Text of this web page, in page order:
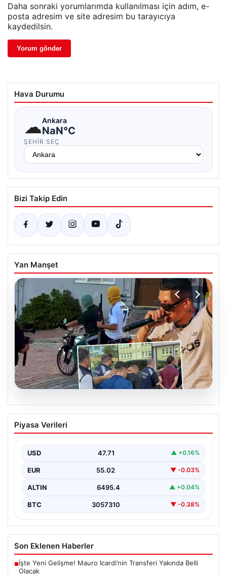
Daha sonraki yorumlarımda kullanılması için adım, e-
posta adresim ve site adresim bu tarayıcıya
kaydedilsin.
Hava Durumu
☁Ankara
NaN°C
ŞEHIR SEÇ
Bizi Takip Edin
Yan Manşet
Rapçi Keskin’in Klip Çekimindeki Silah
Kullanımı Nedeniyle Gözaltı
adıyla bilinen rap müzik sanatçısı Yüşa Keskin, klip…
Piyasa Verileri
USD 47.71 ▲ +0.16%
EUR 55.02 ▼ -0.03%
ALTIN 6495.4 ▲ +0.04%
BTC 3057310 ▼ -0.38%
Son Eklenen Haberler
■İşte Yeni Gelişme! Mauro Icardi’nin Transferi Yakında Belli
Olacak